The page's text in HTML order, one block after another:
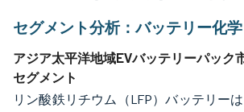
セグメント分析：バッテリー化学
アジア太平洋地域EVバッテリーパック
セグメント
リン酸鉄リチウム（LFP）バッテリー